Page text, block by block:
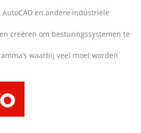
en andere industriële
creëren om besturingssystemen te
waarbij veel moet worden